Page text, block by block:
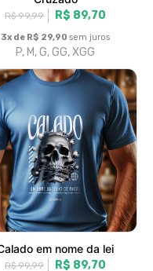
R$ 99,99 R$ 89,70
3x de R$ 29,90sem juros
P, M, G, GG, XGG